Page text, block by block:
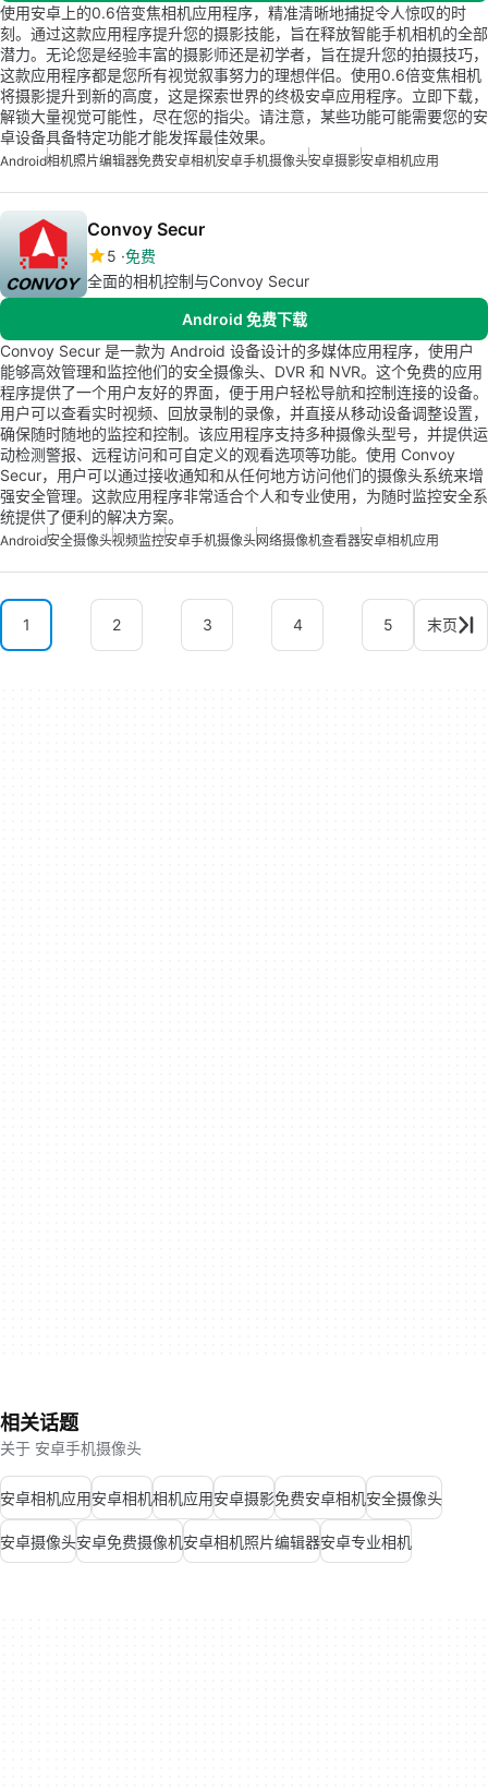
使用安卓上的0.6倍变焦相机应用程序，精准清晰地捕捉令人惊叹的时
刻。通过这款应用程序提升您的摄影技能，旨在释放智能手机相机的全部
潜力。无论您是经验丰富的摄影师还是初学者，旨在提升您的拍摄技巧，
这款应用程序都是您所有视觉叙事努力的理想伴侣。使用0.6倍变焦相机
将摄影提升到新的高度，这是探索世界的终极安卓应用程序。立即下载，
解锁大量视觉可能性，尽在您的指尖。请注意，某些功能可能需要您的安
卓设备具备特定功能才能发挥最佳效果。
Android相机照片编辑器免费安卓相机安卓手机摄像头安卓摄影安卓相机应用
Convoy Secur
5 免费
全面的相机控制与Convoy Secur
Android 免费下载
Convoy Secur 是一款为 Android 设备设计的多媒体应用程序，使用户
能够高效管理和监控他们的安全摄像头、DVR 和 NVR。这个免费的应用
程序提供了一个用户友好的界面，便于用户轻松导航和控制连接的设备。
用户可以查看实时视频、回放录制的录像，并直接从移动设备调整设置，
确保随时随地的监控和控制。该应用程序支持多种摄像头型号，并提供运
动检测警报、远程访问和可自定义的观看选项等功能。使用 Convoy
Secur，用户可以通过接收通知和从任何地方访问他们的摄像头系统来增
强安全管理。这款应用程序非常适合个人和专业使用，为随时监控安全系
统提供了便利的解决方案。
Android安全摄像头视频监控安卓手机摄像头网络摄像机查看器安卓相机应用
1 2 3 4 5 末页
相关话题
关于 安卓手机摄像头
安卓相机应用安卓相机相机应用安卓摄影免费安卓相机安全摄像头
安卓摄像头安卓免费摄像机安卓相机照片编辑器安卓专业相机